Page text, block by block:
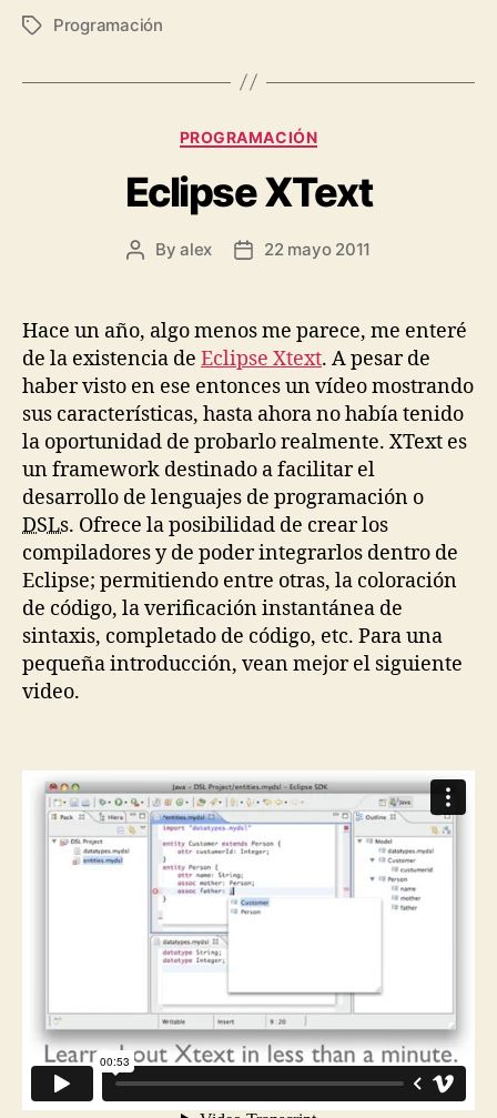
TagsProgramación
Categories
PROGRAMACIÓN
Eclipse XText
PostByalex
Post22 mayo 2011
Hace un año, algo menos me parece, me enteré
de la existencia de Eclipse Xtext. A pesar de
haber visto en ese entonces un vídeo mostrando
sus características, hasta ahora no había tenido
la oportunidad de probarlo realmente. XText es
un framework destinado a facilitar el
desarrollo de lenguajes de programación o
DSLs. Ofrece la posibilidad de crear los
compiladores y de poder integrarlos dentro de
Eclipse; permitiendo entre otras, la coloración
de código, la verificación instantánea de
sintaxis, completado de código, etc. Para una
pequeña introducción, vean mejor el siguiente
video.